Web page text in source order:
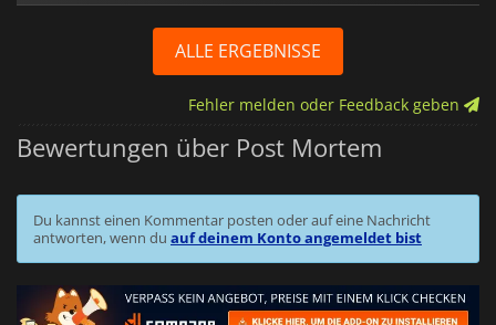
ALLE ERGEBNISSE
Fehler melden oder Feedback geben
Bewertungen über Post Mortem
Du kannst einen Kommentar posten oder auf eine Nachricht
antworten, wenn du auf deinem Konto angemeldet bist